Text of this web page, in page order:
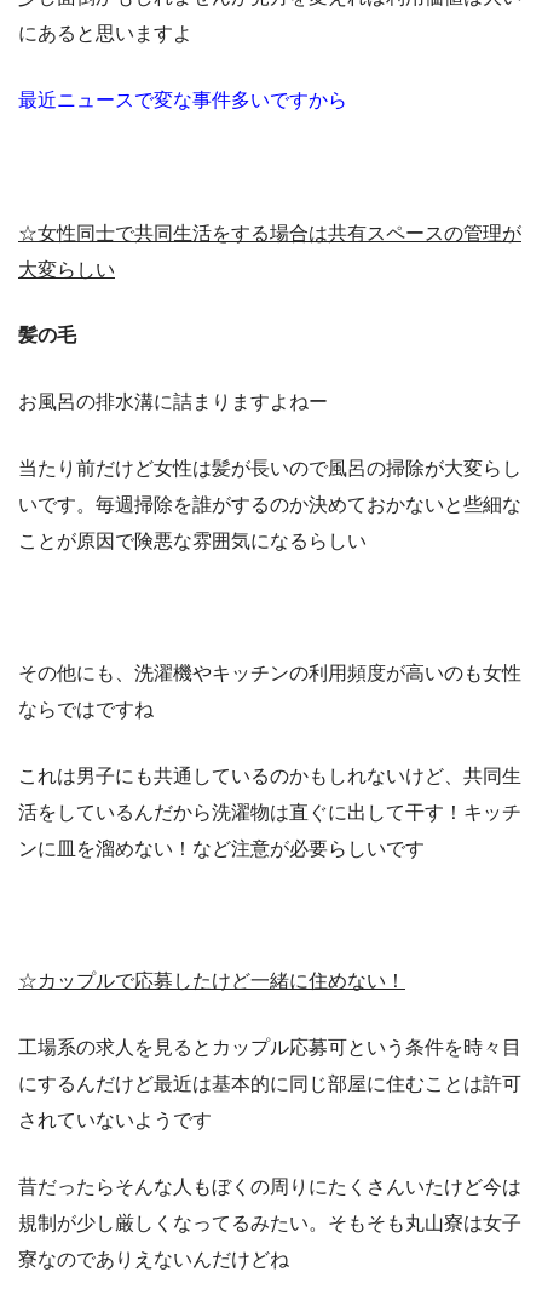
にあると思いますよ
最近ニュースで変な事件多いですから
☆女性同士で共同生活をする場合は共有スペースの管理が
大変らしい
髪の毛
お風呂の排水溝に詰まりますよねー
当たり前だけど女性は髪が長いので風呂の掃除が大変らし
いです。毎週掃除を誰がするのか決めておかないと些細な
ことが原因で険悪な雰囲気になるらしい
その他にも、洗濯機やキッチンの利用頻度が高いのも女性
ならではですね
これは男子にも共通しているのかもしれないけど、共同生
活をしているんだから洗濯物は直ぐに出して干す！キッチ
ンに皿を溜めない！など注意が必要らしいです
☆カップルで応募したけど一緒に住めない！
工場系の求人を見るとカップル応募可という条件を時々目
にするんだけど最近は基本的に同じ部屋に住むことは許可
されていないようです
昔だったらそんな人もぼくの周りにたくさんいたけど今は
規制が少し厳しくなってるみたい。そもそも丸山寮は女子
寮なのでありえないんだけどね